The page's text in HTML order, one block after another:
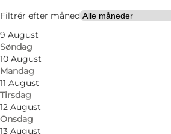
Filtrér efter måned
9 August
Søndag
10 August
Mandag
11 August
Tirsdag
12 August
Onsdag
13 August
Venner, Min partner, Mig selv
Midt i Odense finder du